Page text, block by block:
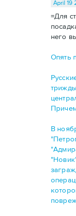
April 19
=Для
него
Опять
В